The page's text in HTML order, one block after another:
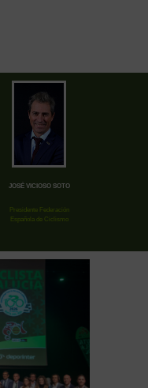
JOSÉ VICIOSO SOTO
Presidente Federación
Española de Ciclismo